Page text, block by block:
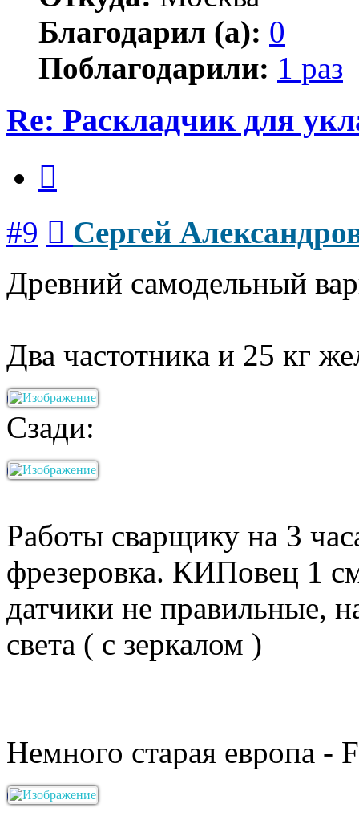
Благодарил (а): 0
Поблагодарили: 1 раз
Re: Раскладчик для
#9
Сергей
Древний самодельный
Два частотника и 25 кг
Сзади:
Работы сварщику на 3
фрезеровка. КИПовец 1
датчики не правильные,
света ( с зеркалом )
Немного старая европа -